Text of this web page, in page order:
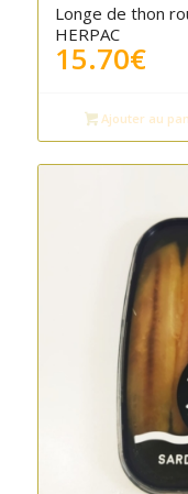
Longe de thon
HERPAC
15.70€
Ajouter au